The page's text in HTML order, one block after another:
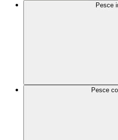
Pesce
Pesce